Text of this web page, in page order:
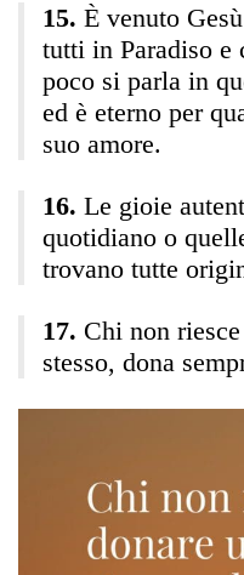
È venuto
tutti in Paradiso e
poco si parla in
ed è eterno per
suo amore.
Le gioie
quotidiano o
trovano tutte
Chi non
stesso, dona